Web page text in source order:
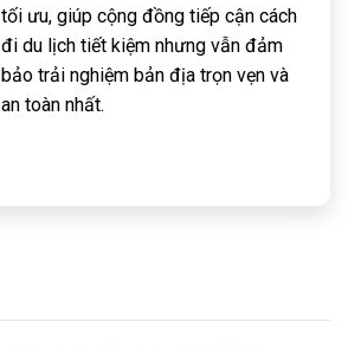
tối ưu, giúp cộng đồng tiếp cận cách
đi du lịch tiết kiệm nhưng vẫn đảm
bảo trải nghiệm bản địa trọn vẹn và
an toàn nhất.